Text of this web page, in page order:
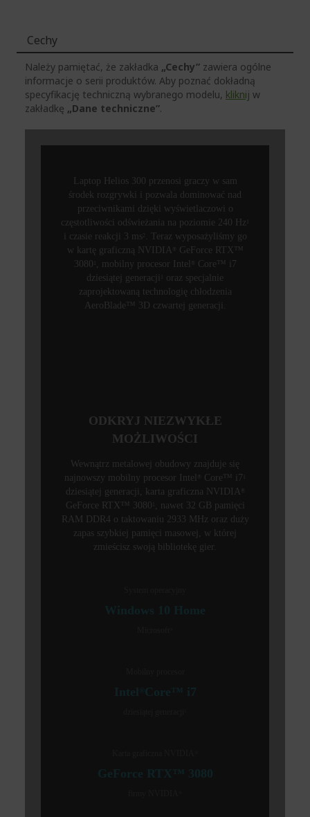
Cechy
Należy pamiętać, że zakładka „Cechy” zawiera ogólne
informacje o serii produktów. Aby poznać dokładną
specyfikację techniczną wybranego modelu, kliknij w
zakładkę „Dane techniczne”.